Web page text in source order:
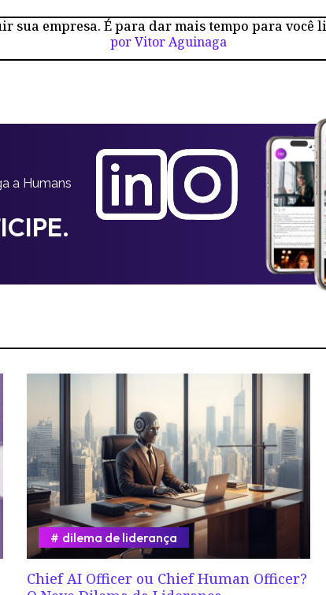
sua empresa. É para dar mais tempo para
por Vitor Aguinaga
a Humans
Chief AI Officer ou Chief Human Officer?
dilema de liderança